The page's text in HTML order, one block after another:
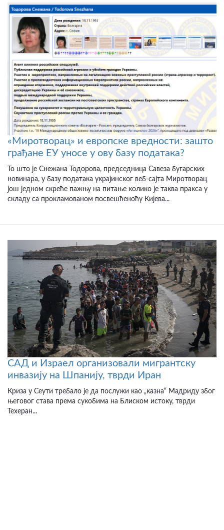
«Миротворац» и европске вредности: зашто
грађане ЕУ уносе у ову базу података?
То што је Снежана Тодорова, председница Савеза бугарских
новинара, у базу података украјинског веб-сајта Миротворац
још једном скреће пажњу на питање колико је таква пракса у
складу са прокламованом посвешћеноћу Кијева...
САД и Израел организовали мигрантску
инвазију на Шпанију, тврди Иран
Криза у Сеути требало је да послужи као „казна“ Мадриду због
његовог става према сукобима на Блиском истоку, тврди
Техеран...